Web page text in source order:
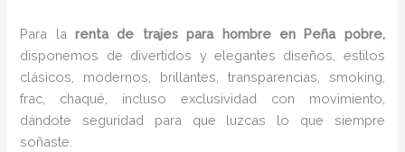
Para larenta de trajes para hombre
en Peña pobre,
disponemos de divertidos y elegantes diseños, estilos
clásicos, modernos, brillantes, transparencias, smoking,
frac, chaqué, incluso exclusividad con movimiento,
dándote seguridad para que luzcas lo que siempre
soñaste.